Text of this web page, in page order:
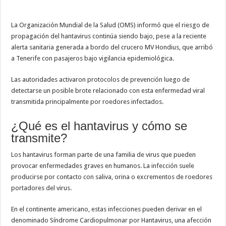
Alexander Zverev conquista Roland Garros 2026 y sacude el ranking ATP: así
LaOrganización Mundial de la Salud (OMS) informó que el riesgo de
propagación del hantavirus continúa siendo bajo, pese a la reciente
alerta sanitaria generada a bordo del cruceroMV Hondius, que arribó
a Tenerife con pasajeros bajo vigilancia epidemiológica.
Las autoridades activaron protocolos de prevención luego de
detectarse un posible brote relacionado con esta enfermedad viral
transmitida principalmente por roedores infectados.
¿Qué es el hantavirus y cómo se
transmite?
Los hantavirus forman parte de una familia de virus que pueden
provocar enfermedades graves en humanos. La infección suele
producirse por contacto con saliva, orina o excrementos de roedores
portadores del virus.
En el continente americano, estas infecciones pueden derivar en el
denominadoSíndrome Cardiopulmonar por Hantavirus, una afección